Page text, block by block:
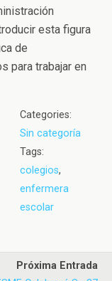
esta figura
de
para trabajar en
Categories:
Sin categoría
Tags:
colegios,
enfermera
escolar
Próxima Entrada